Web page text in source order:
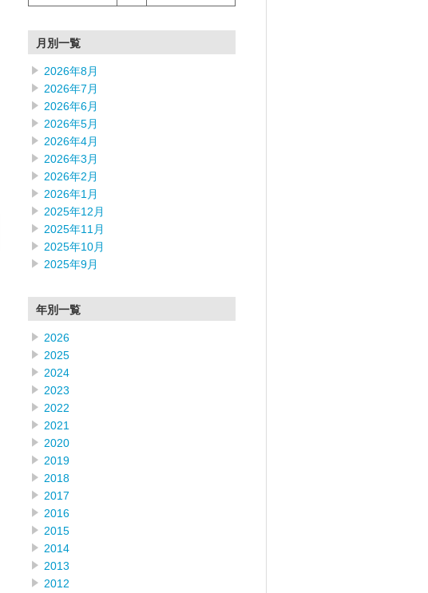
月別一覧
2026年8月
2026年7月
2026年6月
2026年5月
2026年4月
2026年3月
2026年2月
2026年1月
2025年12月
2025年11月
2025年10月
2025年9月
年別一覧
2026
2025
2024
2023
2022
2021
2020
2019
2018
2017
2016
2015
2014
2013
2012